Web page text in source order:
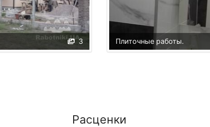
3 Плиточные работы.
Расценки